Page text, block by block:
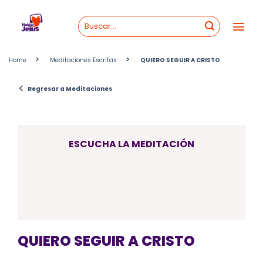
content
Home > Meditaciones Escritas > QUIERO SEGUIR A CRISTO
< Regresar a Meditaciones
ESCUCHA LA MEDITACIÓN
QUIERO SEGUIR A CRISTO